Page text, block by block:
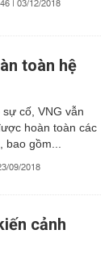
| 03/12/2018
toàn hệ
cố, VNG vẫn
hoàn toàn các
gồm...
09/2018
cảnh